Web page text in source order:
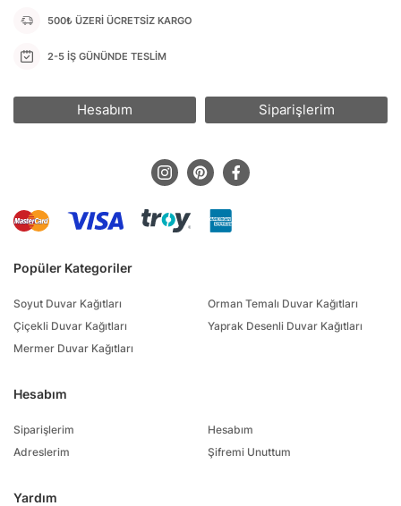
Popüler Kategoriler
Soyut Duvar Kağıtları
Çiçekli Duvar Kağıtları
Mermer Duvar Kağıtları
Orman Temalı Duvar Kağıtları
Yaprak Desenli Duvar Kağıtları
Hesabım
Siparişlerim
Adreslerim
Hesabım
Şifremi Unuttum
Yardım
500₺ ÜZERİ ÜCRETSİZ KARGO
2-5 İŞ GÜNÜNDE TESLİM
Hesabım Siparişlerim